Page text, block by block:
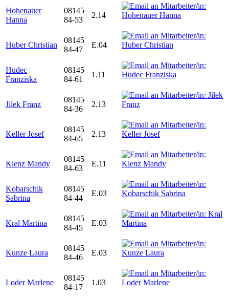
Hohenauer
Hanna
08145
84-53
2.14
Huber Christian
08145
84-47
E.04
Hudec
Franziska
08145
84-61
1.11
Jilek Franz
08145
84-36
2.13
Keller Josef
08145
84-65
2.13
Klenz Mandy
08145
84-63
E.11
Kobarschik
Sabrina
08145
84-44
E.03
Kral Martina
08145
84-45
E.03
Kunze Laura
08145
84-46
E.03
Loder Marlene
08145
84-17
1.03